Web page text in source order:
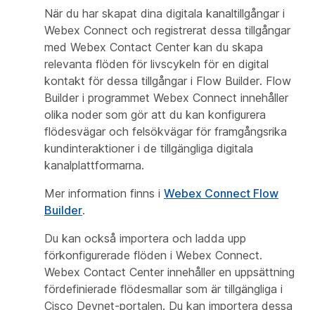
När du har skapat dina digitala kanaltillgångar i
Webex Connect och registrerat dessa tillgångar
med Webex Contact Center kan du skapa
relevanta flöden för livscykeln för en digital
kontakt för dessa tillgångar i Flow Builder. Flow
Builder i programmet Webex Connect innehåller
olika noder som gör att du kan konfigurera
flödesvägar och felsökvägar för framgångsrika
kundinteraktioner i de tillgängliga digitala
kanalplattformarna.
Mer information finns i Webex Connect Flow
Builder.
Du kan också importera och ladda upp
förkonfigurerade flöden i Webex Connect.
Webex Contact Center innehåller en uppsättning
fördefinierade flödesmallar som är tillgängliga i
Cisco Devnet-portalen. Du kan importera dessa